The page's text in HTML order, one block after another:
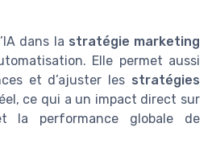
dans la stratégie marketing
Elle permet aussi
et d’ajuster les stratégies
ce qui a un impact direct sur
la performance globale de